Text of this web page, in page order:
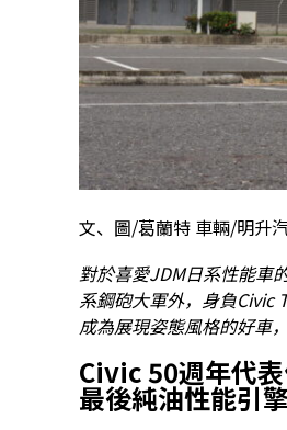
文、圖/葛蘭特 車輛/明升
對於喜愛JDM日系性能車
系鋼砲大軍外，身負Civic
成為展現姿態風格的好車
Civic 50週年代
最後純油性能引